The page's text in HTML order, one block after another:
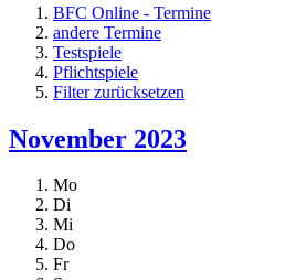
BFC Online - Termine
andere Termine
Testspiele
Pflichtspiele
Filter zurücksetzen
November 2023
Mo
Di
Mi
Do
Fr